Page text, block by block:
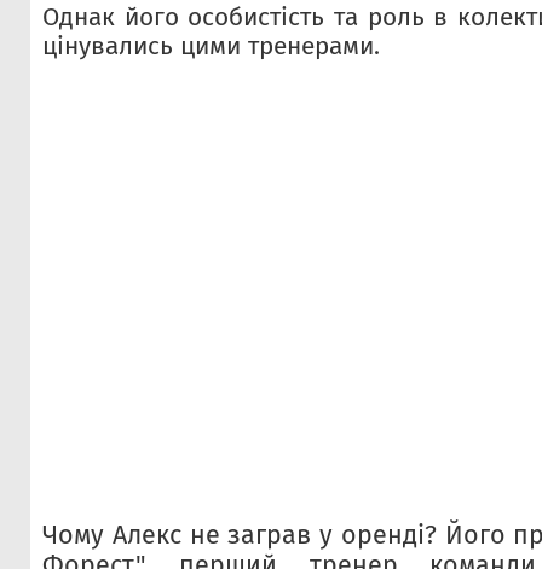
Однак його особистість та роль в
цінувались цими тренерами.
Чому Алекс не заграв у оренді? Його